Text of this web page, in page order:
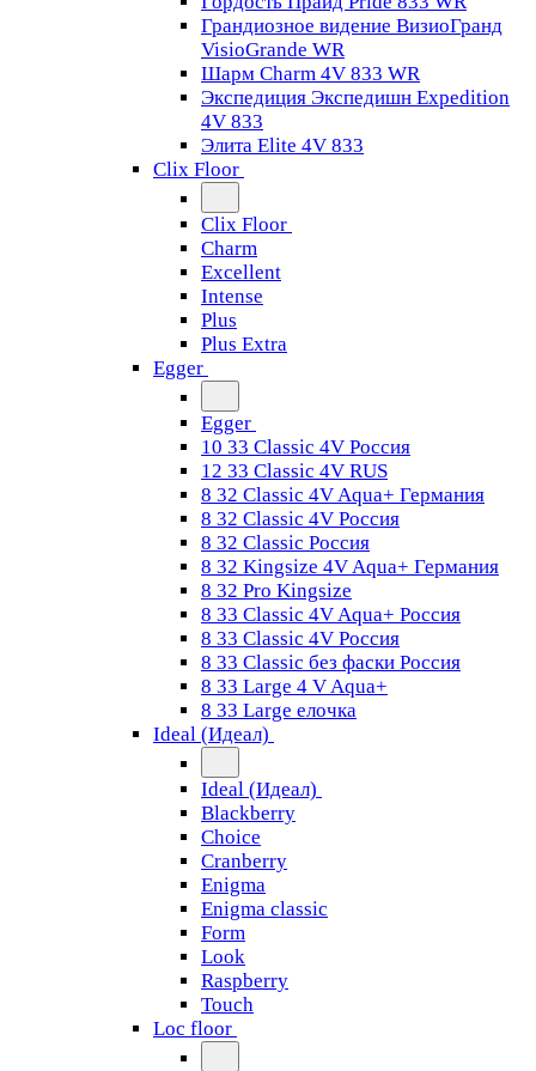
Грандиозное видение ВизиоГранд
VisioGrande WR
Шарм Charm 4V 833 WR
Экспедиция Экспедишн Expedition
4V 833
Элита Elite 4V 833
Clix Floor
Clix Floor
Charm
Excellent
Intense
Plus
Plus Extra
Egger
Egger
10 33 Classic 4V Россия
12 33 Classic 4V RUS
8 32 Classic 4V Aqua+ Германия
8 32 Classic 4V Россия
8 32 Classic Россия
8 32 Kingsize 4V Aqua+ Германия
8 32 Pro Kingsize
8 33 Classic 4V Aqua+ Россия
8 33 Classic 4V Россия
8 33 Classic без фаски Россия
8 33 Large 4 V Aqua+
8 33 Large елочка
Ideal (Идеал)
Ideal (Идеал)
Blackberry
Choice
Cranberry
Enigma
Enigma classic
Form
Look
Raspberry
Touch
Loc floor